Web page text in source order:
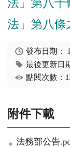
法」第八十
法」第八條
發布日期：
最後更新日
點閱次數：
附件下載
法務部公告